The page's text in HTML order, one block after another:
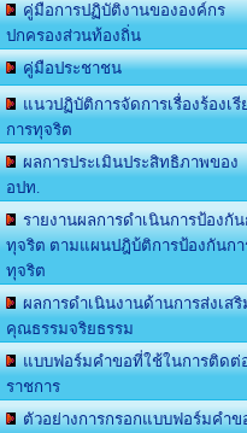
คู่มือการปฏิบัติงานขององค์กร
ปกครองส่วนท้องถิ่น
คู่มือประชาชน
แนวปฏิบัติการจัดการเรื่องร้องเรี
การทุจริต
ผลการประเมินประสิทธิภาพของ
อปท.
รายงานผลการดำเนินการป้องกัน
ทุจริต ตามแผนปฎิบ้ติการป้องกันกา
ทุจริต
ผลการดำเนินงานด้านการส่งเสริ
คุณธรรมจริยธรรม
แบบฟอร์มคำขอที่ใช้ในการติดต่
ราชการ
ตัวอย่างการกรอกแบบฟอร์มคำข